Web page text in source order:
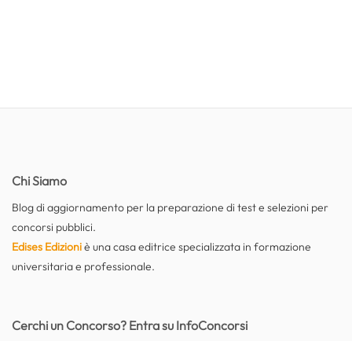
Chi Siamo
Blog di aggiornamento per la preparazione di test e selezioni per
concorsi pubblici.
Edises Edizioniè una casa editrice specializzata in formazione
universitaria e professionale.
Cerchi un Concorso? Entra su InfoConcorsi